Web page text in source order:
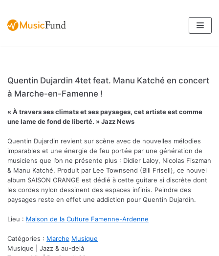
Aller
Quentin Dujardin 4tet feat. Manu Katché en concert
à Marche-en-Famenne !
« À travers ses climats et ses paysages, cet artiste est comme
une lame de fond de liberté. » Jazz News
Quentin Dujardin revient sur scène avec de nouvelles mélodies
imparables et une énergie de feu portée par une génération de
musiciens que l’on ne présente plus : Didier Laloy, Nicolas Fiszman
& Manu Katché. Produit par Lee Townsend (Bill Frisell), ce nouvel
album SAISON ORANGE est dédié à cette guitare si discrète dont
les cordes nylon dessinent des espaces infinis. Peindre des
paysages reste en effet une addiction pour Quentin Dujardin.
Lieu : Maison de la Culture Famenne-Ardenne
Catégories : Marche Musique
Musique | Jazz & au-delà